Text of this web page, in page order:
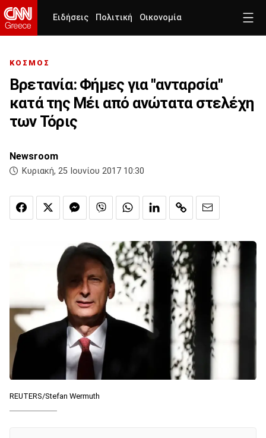
Ειδήσεις Πολιτική Οικονομία
ΚΟΣΜΟΣ
Βρετανία: Φήμες για "ανταρσία"
κατά της Μέι από ανώτατα στελέχη
των Τόρις
Newsroom
Κυριακή, 25 Ιουνίου 2017 10:30
REUTERS/Stefan Wermuth